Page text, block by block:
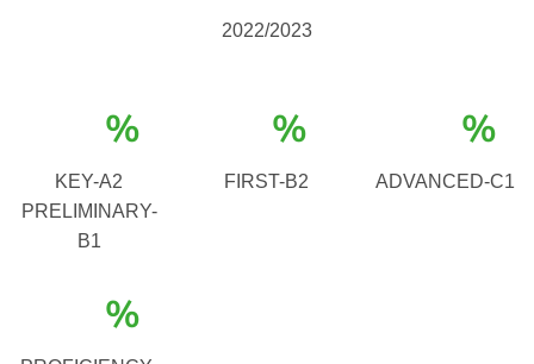
2022/2023
%
KEY-A2
PRELIMINARY-
B1
%
FIRST-B2
%
ADVANCED-C1
%